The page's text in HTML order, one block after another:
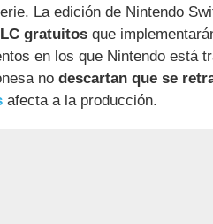
La edición de Nintendo
gratuitos que
en los que Nintendo está
no descartan que se
afecta a la producción.